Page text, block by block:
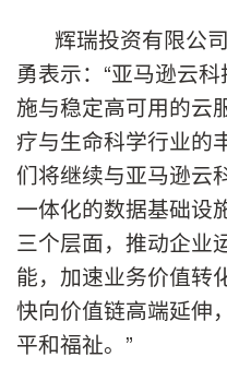
辉瑞投资有限公
勇表示：“亚马逊云
施与稳定高可用的云
疗与生命科学行业的
们将继续与亚马逊云
一体化的数据基础设
三个层面，推动企业
能，加速业务价值转
快向价值链高端延伸
平和福祉。”